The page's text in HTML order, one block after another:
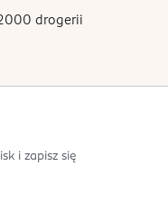
drogerii
i zapisz się